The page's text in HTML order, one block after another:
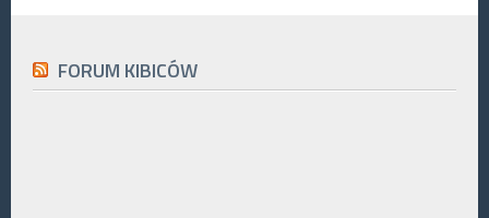
FORUM KIBICÓW